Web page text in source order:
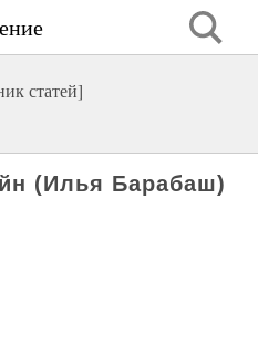
статей]
(Илья Барабаш)